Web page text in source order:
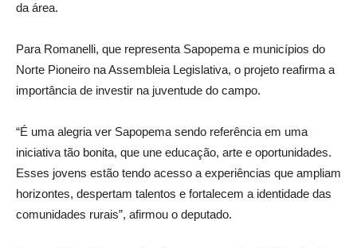
da área.
Para Romanelli, que representa Sapopema e municípios do
Norte Pioneiro na Assembleia Legislativa, o projeto reafirma a
importância de investir na juventude do campo.
“É uma alegria ver Sapopema sendo referência em uma
iniciativa tão bonita, que une educação, arte e oportunidades.
Esses jovens estão tendo acesso a experiências que ampliam
horizontes, despertam talentos e fortalecem a identidade das
comunidades rurais”, afirmou o deputado.